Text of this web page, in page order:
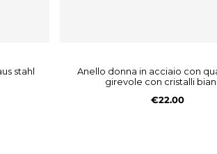
anello donna in acciaio con quadrifoglio
girevole con cristalli
€22.00